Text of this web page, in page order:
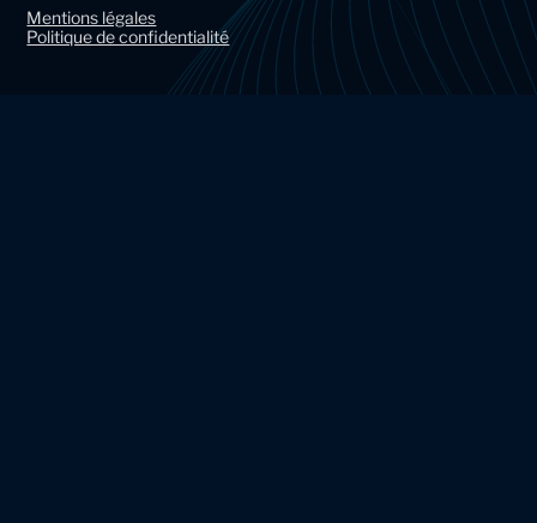
r
o
r
o
Mentions légales
Politique de confidentialité